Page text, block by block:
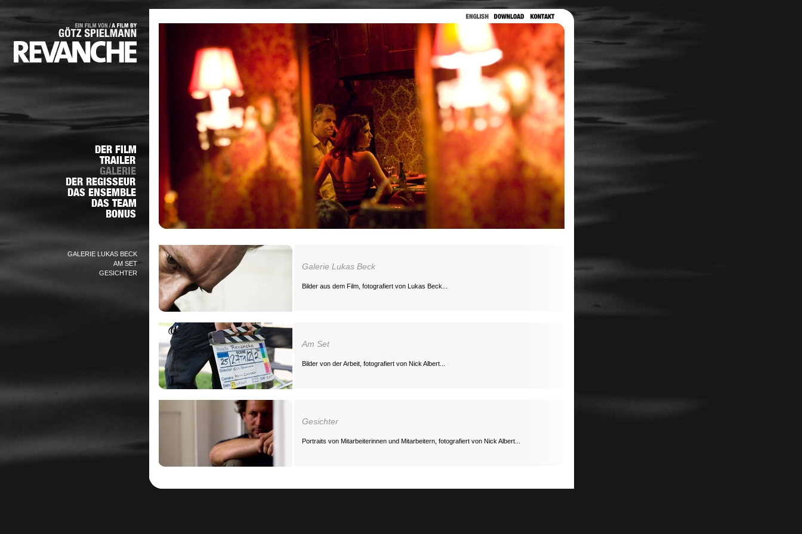
GALERIE LUKAS BECK
AM SET
GESICHTER
Galerie Lukas Beck
Bilder aus dem Film, fotografiert von Lukas Beck...
Am Set
Bilder von der Arbeit, fotografiert von Nick Albert...
Gesichter
Portraits von Mitarbeiterinnen und Mitarbeitern, fotografiert von Nick Albert...